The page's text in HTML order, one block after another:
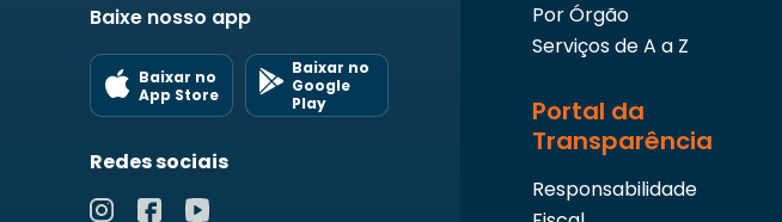
Baixe nosso app
Baixar no
App Store
Baixar no
Google
Play
Redes sociais
Por Órgão
Serviços de A a Z
Portal da
Transparência
Responsabilidade